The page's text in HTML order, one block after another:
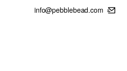
info@pebblebead.com